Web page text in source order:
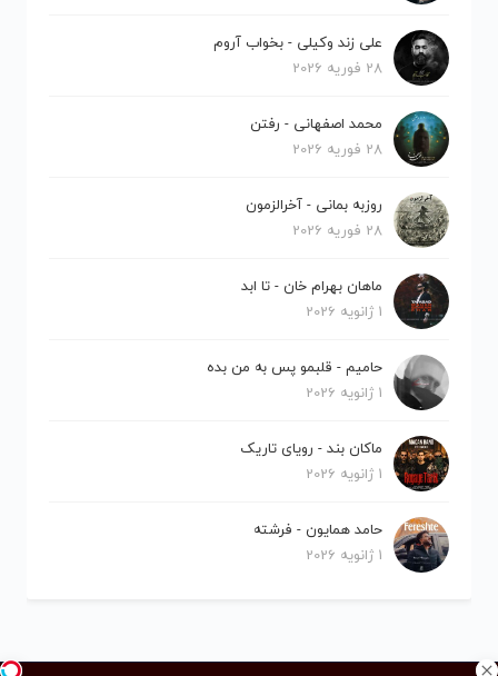
علی زند وکیلی - بخواب آروم
28 فوریه 2026
محمد اصفهانی - رفتن
28 فوریه 2026
روزبه بمانی - آخرالزمون
28 فوریه 2026
ماهان بهرام خان - تا ابد
1 ژانویه 2026
حامیم - قلبمو پس به من بده
1 ژانویه 2026
ماکان بند - رویای تاریک
1 ژانویه 2026
حامد همایون - فرشته
1 ژانویه 2026